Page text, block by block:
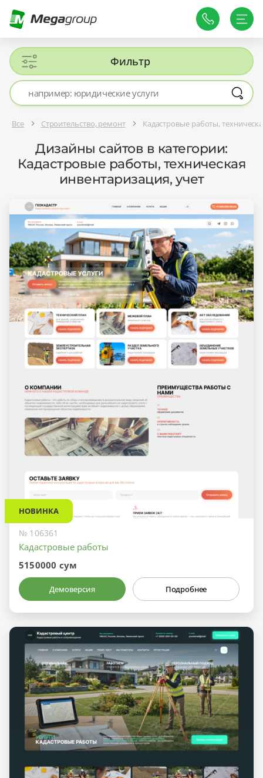
Фильтр
Все Строительство, ремонт Кадастровые работы,
Дизайны сайтов в категории:
Кадастровые работы, техническая
инвентаризация, учет
НОВИНКА
№ 106361
Кадастровые работы
5150000 сум
Демоверсия Подробнее